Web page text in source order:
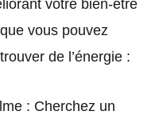
votre bien-être
vous pouvez
de l’énergie :
: Cherchez un